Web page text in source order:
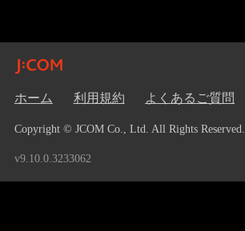
ホーム 利用規約 よくあるご質問
Copyright © JCOM Co., Ltd. All Rights Reserved.
v9.10.0.3233062